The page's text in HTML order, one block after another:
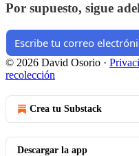
Por supuesto, sigue
© 2026 David Osorio ·
recolección
Crea tu Substack
Descargar la app